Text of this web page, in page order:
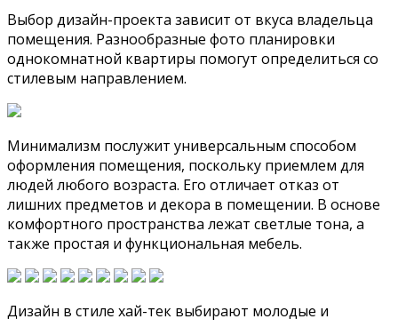
Выбор дизайн-проекта зависит от вкуса владельца
помещения. Разнообразные фото планировки
однокомнатной квартиры помогут определиться со
стилевым направлением.
Минимализм послужит универсальным способом
оформления помещения, поскольку приемлем для
людей любого возраста. Его отличает отказ от
лишних предметов и декора в помещении. В основе
комфортного пространства лежат светлые тона, а
также простая и функциональная мебель.
Дизайн в стиле хай-тек выбирают молодые и